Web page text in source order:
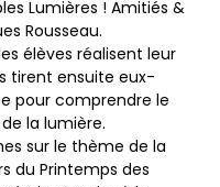
Lumières ! Amitiés &
Rousseau.
élèves réalisent leur
tirent ensuite eux-
pour comprendre le
la lumière.
sur le thème de la
du Printemps des